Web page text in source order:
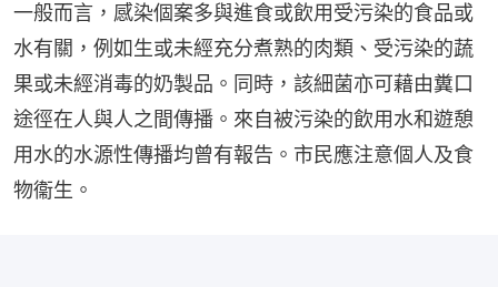
一般而言，感染個案多與進食或飲用受污染的食品或
水有關，例如生或未經充分煮熟的肉類、受污染的蔬
果或未經消毒的奶製品。同時，該細菌亦可藉由糞口
途徑在人與人之間傳播。來自被污染的飲用水和遊憩
用水的水源性傳播均曾有報告。市民應注意個人及食
物衞生。